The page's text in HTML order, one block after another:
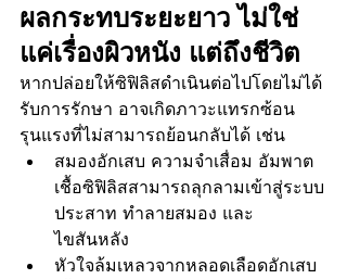
ผลกระทบระยะยาว ไม่ใช่
แค่เรื่องผิวหนัง แต่ถึงชีวิต
หากปล่อยให้ซิฟิลิสดำเนินต่อไปโดยไม่ได้
รับการรักษา อาจเกิดภาวะแทรกซ้อน
รุนแรงที่ไม่สามารถย้อนกลับได้ เช่น
สมองอักเสบ ความจำเสื่อม อัมพาต
เชื้อซิฟิลิสสามารถลุกลามเข้าสู่ระบบ
ประสาท ทำลายสมอง และ
ไขสันหลัง
หัวใจล้มเหลวจากหลอดเลือดอักเสบ